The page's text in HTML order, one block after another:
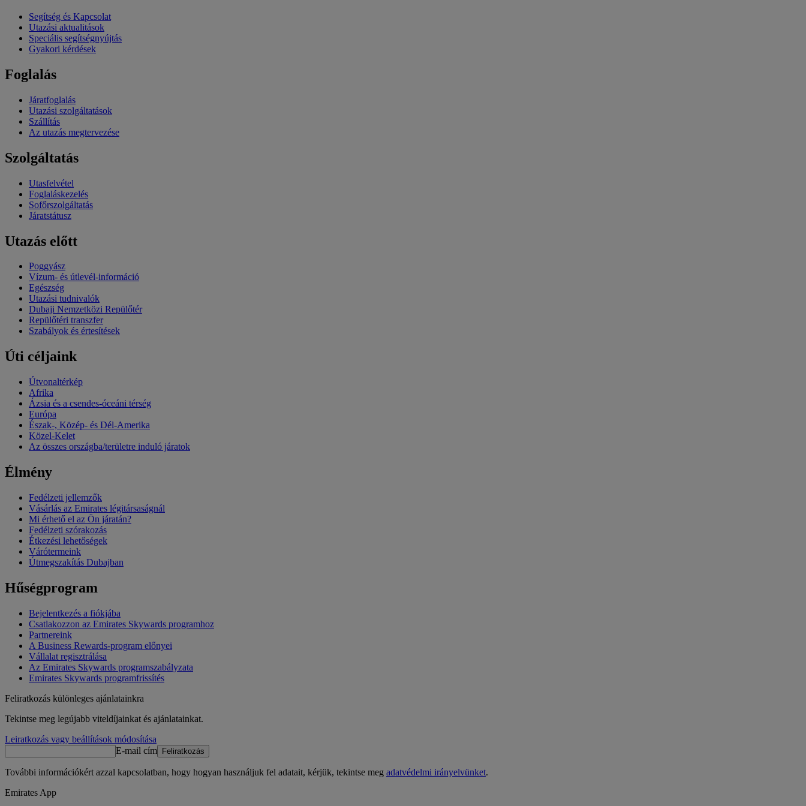
Segítség és Kapcsolat
Utazási aktualitások
Speciális segítségnyújtás
Gyakori kérdések
Foglalás
Járatfoglalás
Utazási szolgáltatások
Szállítás
Az utazás megtervezése
Szolgáltatás
Utasfelvétel
Foglaláskezelés
Sofőrszolgáltatás
Járatstátusz
Utazás előtt
Poggyász
Vízum- és útlevél-információ
Egészség
Utazási tudnivalók
Dubaji Nemzetközi Repülőtér
Repülőtéri transzfer
Szabályok és értesítések
Úti céljaink
Útvonaltérkép
Afrika
Ázsia és a csendes-óceáni térség
Európa
Észak-, Közép- és Dél-Amerika
Közel-Kelet
Az összes országba/területre induló járatok
Élmény
Fedélzeti jellemzők
Vásárlás az Emirates légitársaságnál
Mi érhető el az Ön járatán?
Fedélzeti szórakozás
Étkezési lehetőségek
Várótermeink
Útmegszakítás Dubajban
Hűségprogram
Bejelentkezés a fiókjába
Csatlakozzon az Emirates Skywards programhoz
Partnereink
A Business Rewards-program előnyei
Vállalat regisztrálása
Az Emirates Skywards programszabályzata
Emirates Skywards programfrissítés
Feliratkozás különleges ajánlatainkra
Tekintse meg legújabb viteldíjainkat és ajánlatainkat.
Leiratkozás vagy beállítások módosítása
E-mail cím
Feliratkozás
További információkért azzal kapcsolatban, hogy hogyan használjuk fel adatait, kérjük, tekintse meg adatvédelmi irányelvünket.
Emirates App